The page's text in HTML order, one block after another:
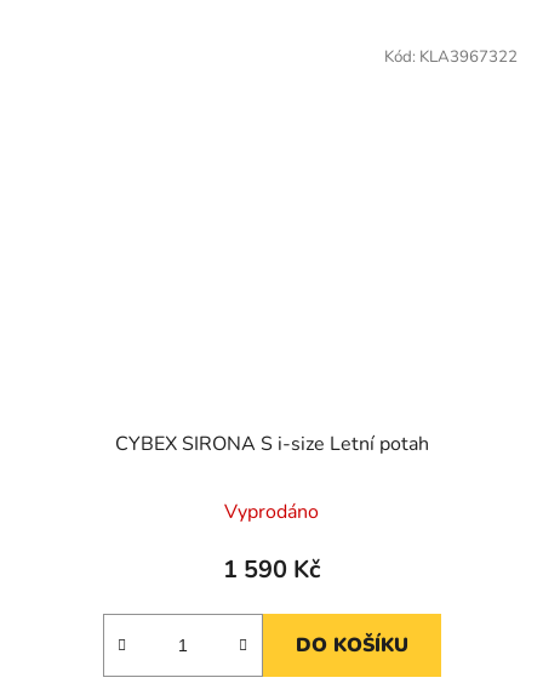
CYBEX SIRONA S i-size Letní potah
Vyprodáno
1 590 Kč
DO KOŠÍKU
Kód: KLA3967322